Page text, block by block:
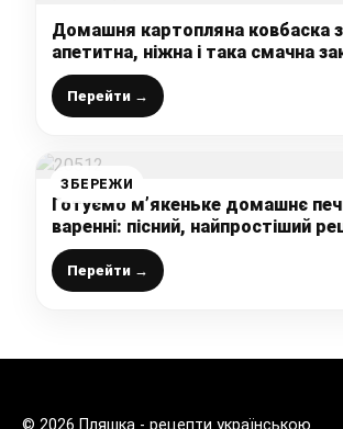
Домашня картопляна ковбаска
апетитна, ніжна і така смачна
готується простіше-простого
Перейти →
ЗБЕРЕЖИ
Готуємо м’якеньке домашнє
варенні: пісний, найпростіший
випічки до чаю, смачно і швидко
Перейти →